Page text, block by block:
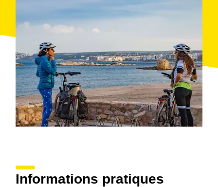
Informations pratiques